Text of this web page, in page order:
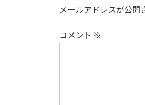
メールアドレスが公開
コメント ※